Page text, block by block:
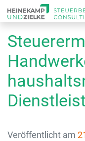
Veröffentlicht am